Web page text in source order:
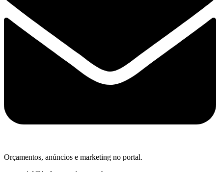
Orçamentos, anúncios e marketing no portal.